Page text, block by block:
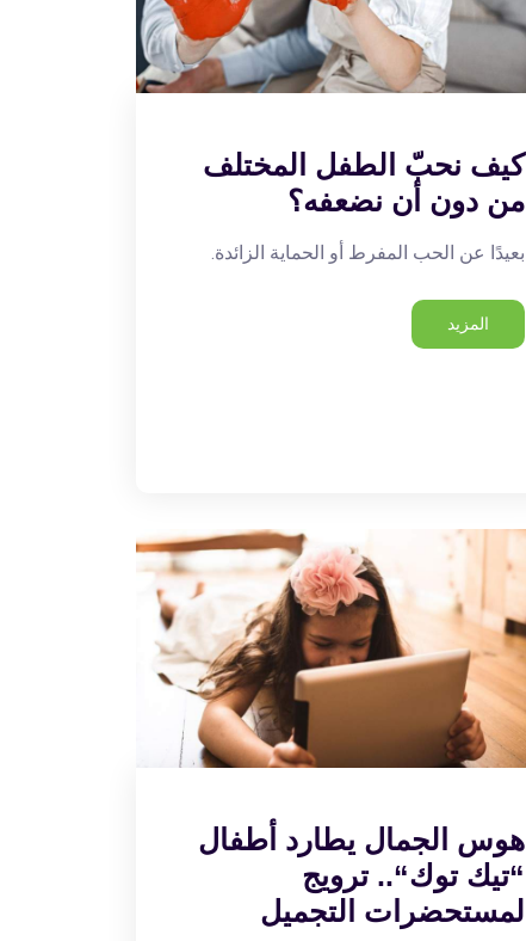
كيف نحبّ الطفل المختلف
من دون أن نضعفه؟
بعيدًا عن الحب المفرط أو الحماية الزائدة.
المزيد
هوس الجمال يطارد أطفال
“تيك توك“.. ترويج
لمستحضرات التجميل